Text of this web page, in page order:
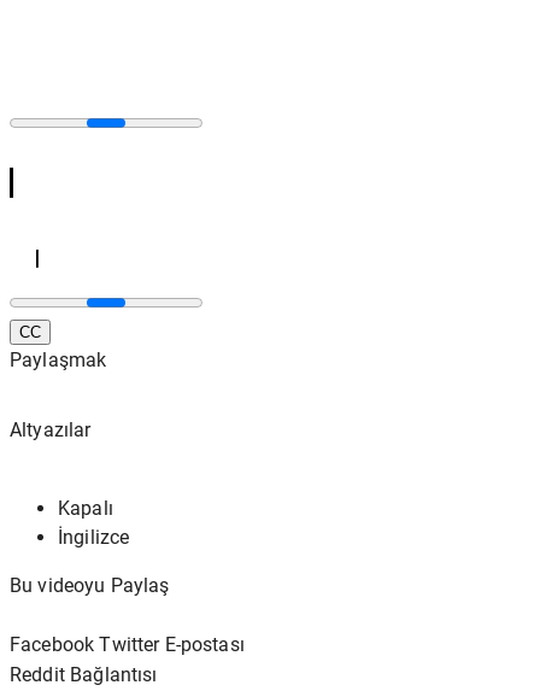
CC
Paylaşmak
Altyazılar
Kapalı
İngilizce
Bu videoyu Paylaş
Facebook Twitter E-postası
Reddit Bağlantısı